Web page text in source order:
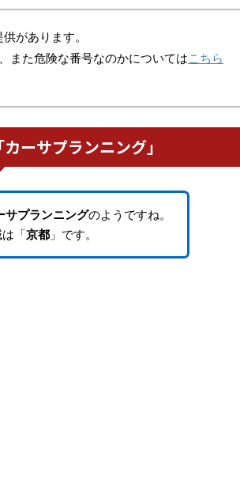
があります。
また危険な番号なのかについてはこちら
ーサプランニング」
サプランニングのようですね。
「京都 」です。